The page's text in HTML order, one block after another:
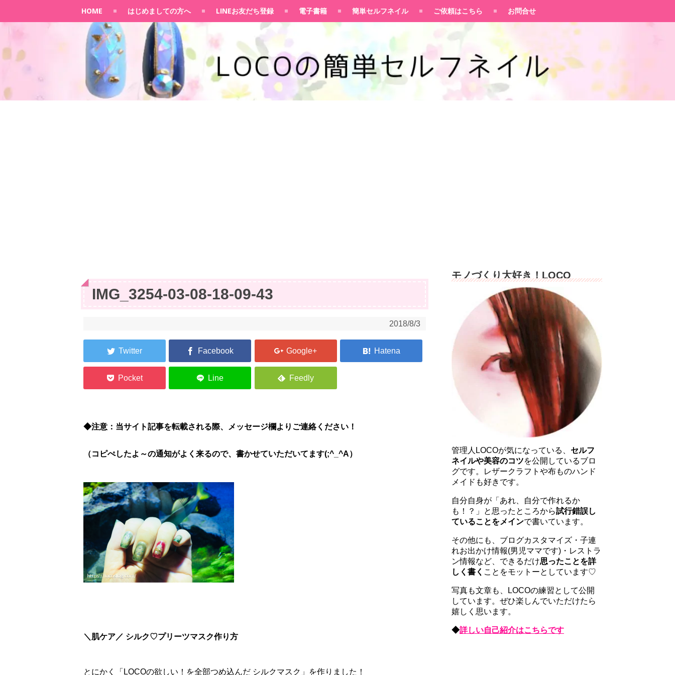
HOME はじめましての方へ LINEお友だち登録 電子書籍 簡単セルフネイル ご依頼はこちら お問合せ
IMG_3254-03-08-18-09-43
2018/8/3
◆注意：当サイト記事を転載される際、メッセージ欄よりご連絡ください！
（コピぺしたよ～の通知がよく来るので、書かせていただいてます(;^_^A）
＼肌ケア／ シルク♡プリーツマスク作り方
とにかく「LOCOの欲しい！を全部つめ込んだ シルクマスク」を作りました！
モノづくり大好き！LOCO
管理人LOCOが気になっている、 セルフ
ネイルや美容のコツを公開しているブロ
グです。レザークラフトや布ものハンド
メイドも好きです。
自分自身が「あれ、自分で作れるか
も！？」と思ったところから試行錯誤し
ていることをメインで書いています。
その他にも、ブログカスタマイズ・子連
れお出かけ情報(男児ママです)・レストラ
ン情報など、できるだけ思ったことを詳
しく書く ことをモットーとしています♡
写真も文章も、LOCOの練習として公開
しています。ぜひ楽しんでいただけたら
嬉しく思います。
◆詳しい自己紹介はこちらです